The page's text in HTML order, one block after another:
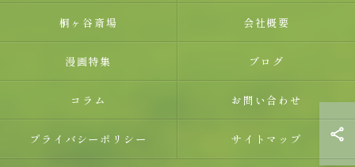
桐ヶ谷斎場 会社概要
漫画特集 ブログ
コラム お問い合わせ
プライバシーポリシー サイトマップ